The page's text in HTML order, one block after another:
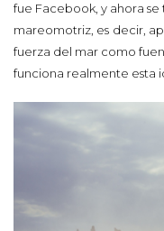
fue Facebook, y ahora
mareomotriz, es decir,
fuerza del mar como
funciona realmente esta